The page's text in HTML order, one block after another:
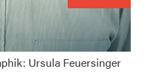
Ursula Feuersinger